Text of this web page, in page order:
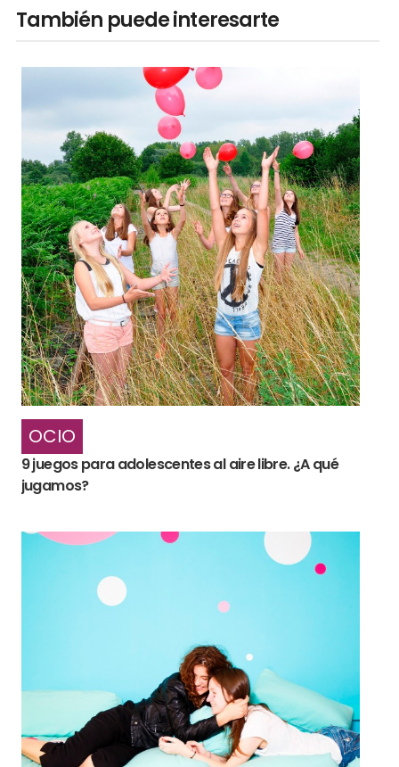
También puede interesarte
OCIO
9 juegos para adolescentes al aire libre. ¿A qué
jugamos?